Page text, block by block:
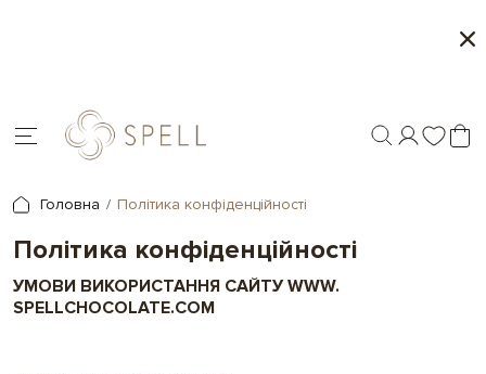
Головна Політика конфіденційності
Політика конфіденційності
УМОВИ ВИКОРИСТАННЯ САЙТУ WWW.
SPELLCHOCOLATE.COM